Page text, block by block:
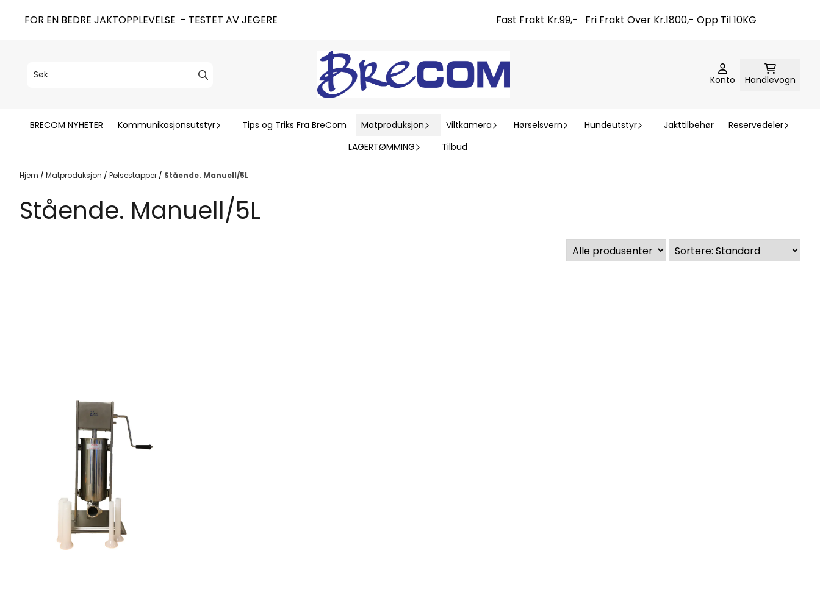
FOR EN BEDRE JAKTOPPLEVELSE - TESTET AV JEGERE Fast Frakt Kr.99,- Fri Frakt Over Kr.1800,- Opp Til 10KG
Konto Handlevogn
BRECOM NYHETER Kommunikasjonsutstyr Tips og Triks Fra BreCom Matproduksjon Viltkamera Hørselsvern Hundeutstyr Jakttilbehør
Reservedeler
LAGERTØMMING
Tilbud
Hjem / Matproduksjon / Pølsestapper / Stående. Manuell/5L
Stående. Manuell/5L